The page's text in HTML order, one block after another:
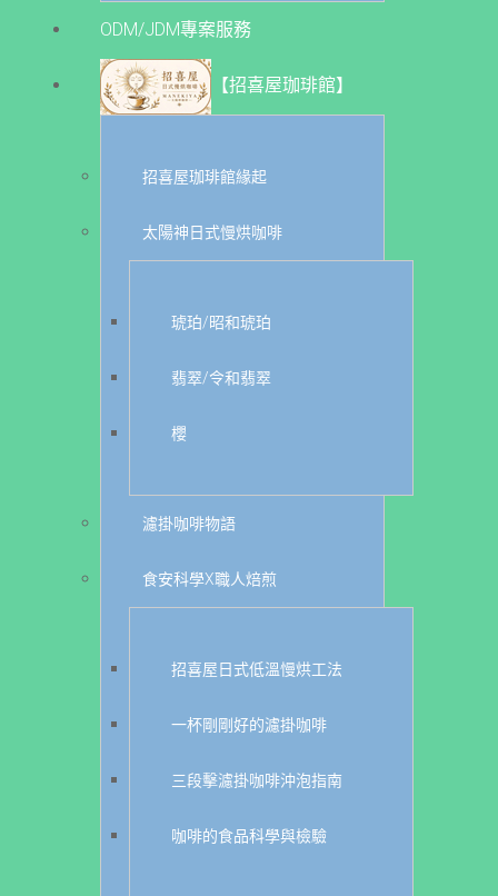
ODM/JDM專案服務
【招喜屋珈琲館】
招喜屋珈琲館緣起
太陽神日式慢烘咖啡
琥珀/昭和琥珀
翡翠/令和翡翠
櫻
濾掛咖啡物語
食安科學X職人焙煎
招喜屋日式低溫慢烘工法
一杯剛剛好的濾掛咖啡
三段擊濾掛咖啡沖泡指南
咖啡的食品科學與檢驗